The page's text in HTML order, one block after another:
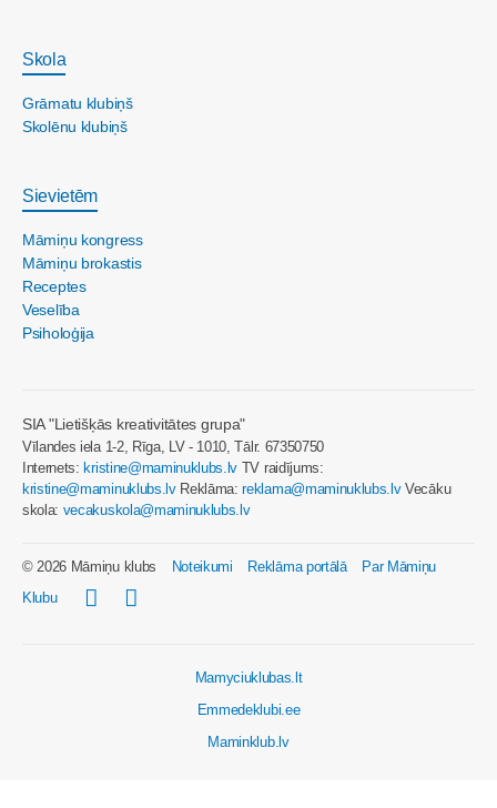
Skola
Grāmatu klubiņš
Skolēnu klubiņš
Sievietēm
Māmiņu kongress
Māmiņu brokastis
Receptes
Veselība
Psiholoģija
SIA "Lietišķās kreativitātes grupa"
Vīlandes iela 1-2, Rīga, LV - 1010, Tālr. 67350750
Internets:kristine@maminuklubs.lv TV raidījums:
kristine@maminuklubs.lvReklāma:reklama@maminuklubs.lvVecāku
skola: vecakuskola@maminuklubs.lv
© 2026 Māmiņu klubs Noteikumi Reklāma portālā
Par Māmiņu
Klubu
Mamyciuklubas.lt
Emmedeklubi.ee
Maminklub.lv